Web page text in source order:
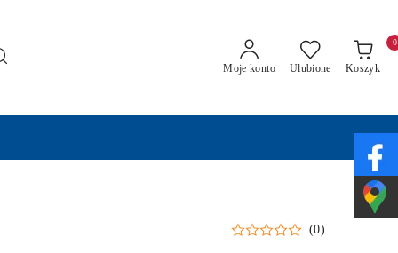
Moje konto Ulubione Koszyk
0
(0)